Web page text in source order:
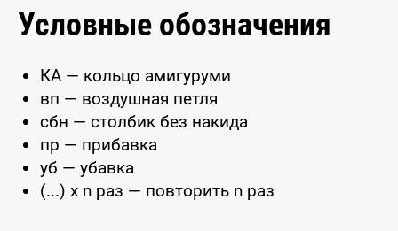
Условные обозначения
КА — кольцо амигуруми
вп — воздушная петля
сбн — столбик без накида
пр — прибавка
уб — убавка
(...) x n раз — повторить n раз